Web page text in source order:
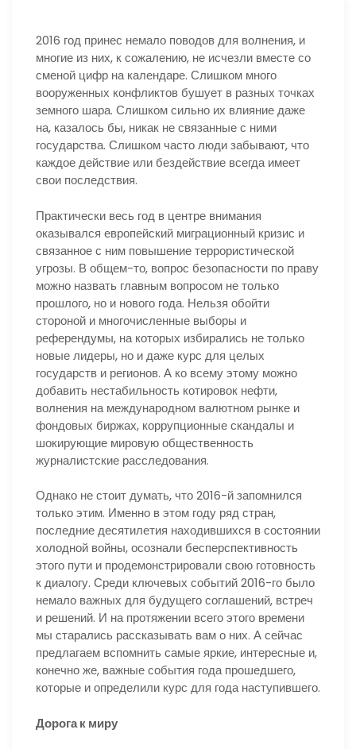
2016 год принес немало поводов для волнения, и
многие из них, к сожалению, не исчезли вместе со
сменой цифр на календаре. Слишком много
вооруженных конфликтов бушует в разных точках
земного шара. Слишком сильно их влияние даже
на, казалось бы, никак не связанные с ними
государства. Слишком часто люди забывают, что
каждое действие или бездействие всегда имеет
свои последствия.
Практически весь год в центре внимания
оказывался европейский миграционный кризис и
связанное с ним повышение террористической
угрозы. В общем-то, вопрос безопасности по праву
можно назвать главным вопросом не только
прошлого, но и нового года. Нельзя обойти
стороной и многочисленные выборы и
референдумы, на которых избирались не только
новые лидеры, но и даже курс для целых
государств и регионов. А ко всему этому можно
добавить нестабильность котировок нефти,
волнения на международном валютном рынке и
фондовых биржах, коррупционные скандалы и
шокирующие мировую общественность
журналистские расследования.
Однако не стоит думать, что 2016-й запомнился
только этим. Именно в этом году ряд стран,
последние десятилетия находившихся в состоянии
холодной войны, осознали бесперспективность
этого пути и продемонстрировали свою готовность
к диалогу. Среди ключевых событий 2016-го было
немало важных для будущего соглашений, встреч
и решений. И на протяжении всего этого времени
мы старались рассказывать вам о них. А сейчас
предлагаем вспомнить самые яркие, интересные и,
конечно же, важные события года прошедшего,
которые и определили курс для года наступившего.
Дорога к миру